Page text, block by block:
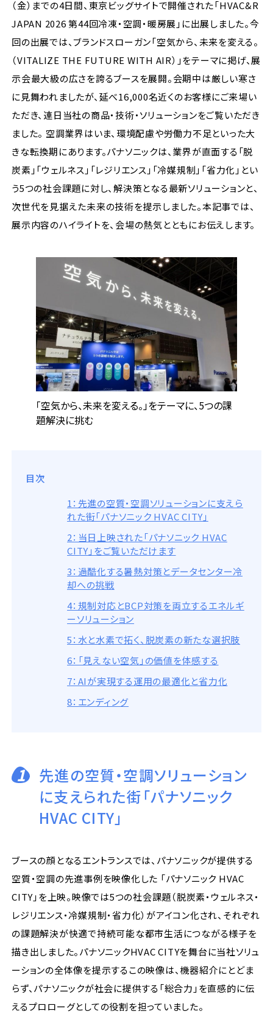
（金）までの4日間、東京ビッグサイトで開催された「HVAC&R
JAPAN 2026 第44回冷凍・空調・暖房展」に出展しました。今
回の出展では、ブランドスローガン「空気から、未来を変える。
（VITALIZE THE FUTURE WITH AIR）」をテーマに掲げ、展
示会最大級の広さを誇るブースを展開。会期中は厳しい寒さ
に見舞われましたが、延べ16,000名近くのお客様にご来場い
ただき、連日当社の商品・技術・ソリューションをご覧いただき
ました。 空調業界はいま、環境配慮や労働力不足といった大
きな転換期にあります。パナソニックは、業界が直面する「脱
炭素」「ウェルネス」「レジリエンス」「冷媒規制」「省力化」とい
う5つの社会課題に対し、解決策となる最新ソリューションと、
次世代を見据えた未来の技術を提示しました。本記事では、
展示内容のハイライトを、会場の熱気とともにお伝えします。
「空気から、未来を変える。」をテーマに、5つの課
題解決に挑む
目次
1：先進の空質・空調ソリューションに支えら
れた街「パナソニック HVAC CITY」
2：当日上映された「パナソニック HVAC
CITY」をご覧いただけます
3：過酷化する暑熱対策とデータセンター冷
却への挑戦
4：規制対応とBCP対策を両立するエネルギ
ーソリューション
5：水と水素で拓く、脱炭素の新たな選択肢
6：「見えない空気」の価値を体感する
7：AIが実現する運用の最適化と省力化
8：エンディング
1
先進の空質・空調ソリューション
に支えられた街「パナソニック
HVAC CITY」
ブースの顔となるエントランスでは、パナソニックが提供する
空質・空調の先進事例を映像化した 「パナソニック HVAC
CITY」を上映。映像では5つの社会課題（脱炭素・ウェルネス・
レジリエンス・冷媒規制・省力化）がアイコン化され、それぞれ
の課題解決が快適で持続可能な都市生活につながる様子を
描き出しました。パナソニックHVAC CITYを舞台に当社ソリュ
ーションの全体像を提示するこの映像は、機器紹介にとどま
らず、パナソニックが社会に提供する「総合力」を直感的に伝
えるプロローグとしての役割を担っていました。